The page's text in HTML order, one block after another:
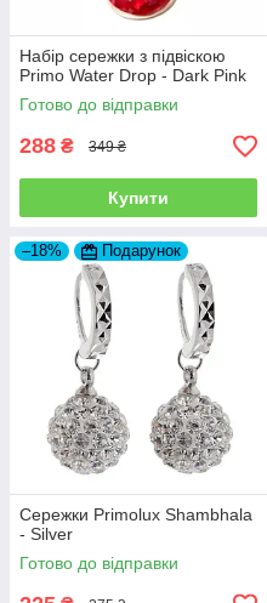
Набір сережки з підвіскою
Primo Water Drop - Dark Pink
Готово до відправки
288 ₴ 349 ₴
Купити
–18% Подарунок
Сережки Primolux Shambhala
- Silver
Готово до відправки